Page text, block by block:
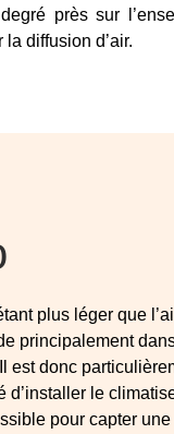
près sur
la diffusion d’air.
plus léger que
principalement
est donc
d’installer le
pour capter